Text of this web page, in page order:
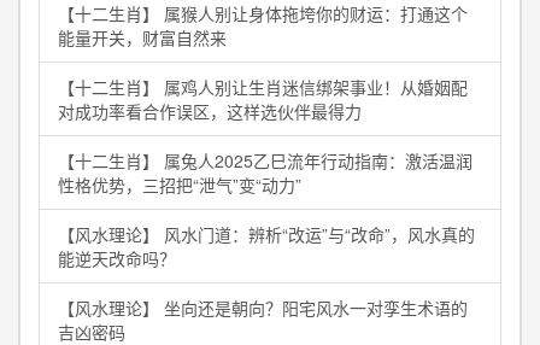
【十二生肖】 属猴人别让身体拖垮你的财运：打通这个
能量开关，财富自然来
【十二生肖】 属鸡人别让生肖迷信绑架事业！从婚姻配
对成功率看合作误区，这样选伙伴最得力
【十二生肖】 属兔人2025乙巳流年行动指南：激活温润
性格优势，三招把“泄气”变“动力”
【风水理论】 风水门道：辨析“改运”与“改命”，风水真的
能逆天改命吗？
【风水理论】 坐向还是朝向？阳宅风水一对孪生术语的
吉凶密码